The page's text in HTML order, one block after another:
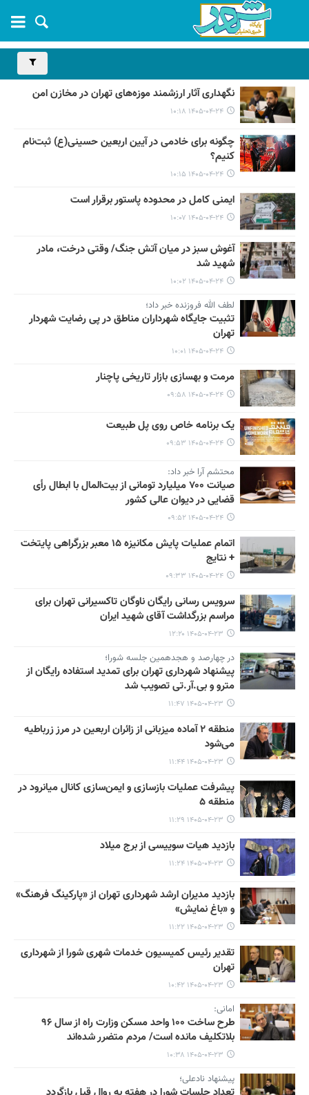
نگهداری آثار ارزشمند موزه‌های تهران در مخازن امن
۱۴۰۵-۰۴-۲۴ ۱۰:۱۸
چگونه برای خادمی در آیین اربعین حسینی(ع) ثبت‌نام
کنیم؟
۱۴۰۵-۰۴-۲۴ ۱۰:۱۵
ایمنی کامل در محدوده پاستور برقرار است
۱۴۰۵-۰۴-۲۴ ۱۰:۰۷
آغوش سبز در میان آتش جنگ/ وقتی درخت، مادر
شهید شد
۱۴۰۵-۰۴-۲۴ ۱۰:۰۲
لطف الله فروزنده خبر داد؛
تثبیت جایگاه شهرداران مناطق در پی رضایت شهردار
تهران
۱۴۰۵-۰۴-۲۴ ۱۰:۰۱
مرمت و بهسازی بازار تاریخی پاچنار
۱۴۰۵-۰۴-۲۴ ۰۹:۵۸
یک برنامه خاص روی پل طبیعت
۱۴۰۵-۰۴-۲۴ ۰۹:۵۳
محتشم آرا خبر داد:
صیانت ۷۰۰ میلیارد تومانی از بیت‌المال با ابطال رأی
قضایی در دیوان عالی کشور
۱۴۰۵-۰۴-۲۴ ۰۹:۵۲
اتمام عملیات پایش مکانیزه ۱۵ معبر بزرگراهی پایتخت
+ نتایج
۱۴۰۵-۰۴-۲۴ ۰۹:۳۳
سرویس رسانی رایگان ناوگان تاکسیرانی تهران برای
مراسم بزرگداشت آقای شهید ایران
۱۴۰۵-۰۴-۲۳ ۱۲:۲۰
در چهارصد و هجدهمین جلسه شورا؛
پیشنهاد شهرداری تهران برای تمدید استفاده رایگان از
مترو و بی.آر.تی تصویب شد
۱۴۰۵-۰۴-۲۳ ۱۱:۴۷
منطقه ۲ آماده میزبانی از زائران اربعین در مرز زرباطیه
می‌شود
۱۴۰۵-۰۴-۲۳ ۱۱:۴۴
پیشرفت عملیات بازسازی و ایمن‌سازی کانال میانرود در
منطقه ۵
۱۴۰۵-۰۴-۲۳ ۱۱:۲۹
بازدید هیات سوییسی از برج میلاد
۱۴۰۵-۰۴-۲۳ ۱۱:۲۴
بازدید مدیران ارشد شهرداری تهران از «پارکینگ فرهنگ»
و «باغ نمایش»
۱۴۰۵-۰۴-۲۳ ۱۱:۲۲
تقدیر رئیس کمیسیون خدمات شهری شورا از شهرداری
تهران
۱۴۰۵-۰۴-۲۳ ۱۰:۴۲
امانی:
طرح ساخت ۱۰۰ واحد مسکن وزارت راه از سال ۹۶
بلاتکلیف مانده است/ مردم متضرر شده‌اند
۱۴۰۵-۰۴-۲۳ ۱۰:۳۸
پیشنهاد نادعلی؛